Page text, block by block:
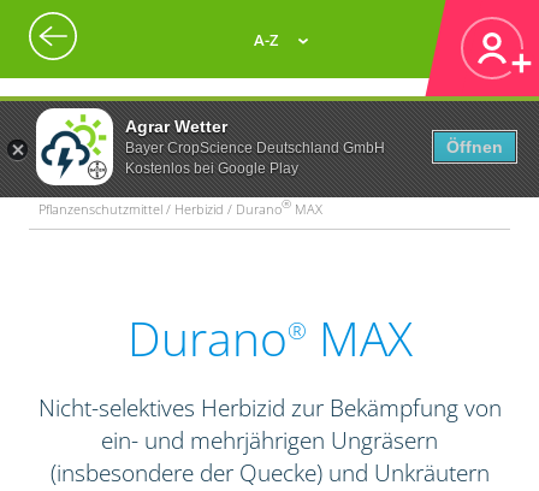
Agrar Wetter
Bayer CropScience Deutschland GmbH
Kostenlos bei Google Play
Öffnen
A-Z
Pflanzenschutzmittel / Herbizid / Durano® MAX
Durano® MAX
Nicht-selektives Herbizid zur Bekämpfung von
ein- und mehrjährigen Ungräsern
(insbesondere der Quecke) und Unkräutern